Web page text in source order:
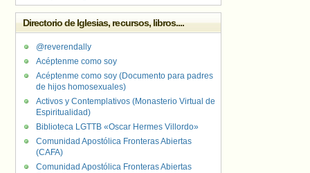
Directorio de Iglesias, recursos, libros....
@reverendally
Acéptenme como soy
Acéptenme como soy (Documento para padres
de hijos homosexuales)
Activos y Contemplativos (Monasterio Virtual de
Espiritualidad)
Biblioteca LGTTB «Oscar Hermes Villordo»
Comunidad Apostólica Fronteras Abiertas
(CAFA)
Comunidad Apostólica Fronteras Abiertas